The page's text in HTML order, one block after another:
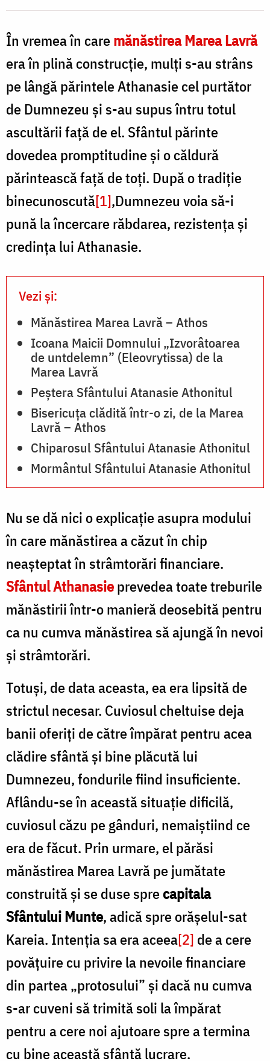
În vremea în caremănăstirea Marea Lavră
era în plină construcţie, mulţi s-au strâns
pe lângă părintele Athanasie cel purtător
de Dumnezeu şi s-au supus întru totul
ascultării faţă de el. Sfântul părinte
dovedea promptitudine şi o căldură
părintească faţă de toţi. După o tradiţie
binecunoscută[1],Dumnezeu voia să-i
pună la încercare răbdarea, rezis­tenţa şi
credinţa lui Athanasie.
Vezi și:
Mănăstirea Marea Lavră – Athos
Icoana Maicii Domnului „Izvorâtoarea
de untdelemn” (Eleovrytissa) de la
Marea Lavră
Peștera Sfântului Atanasie Athonitul
Bisericuța clădită într-o zi, de la Marea
Lavră – Athos
Chiparosul Sfântului Atanasie Athonitul
Mormântul Sfântului Atanasie Athonitul
Nu se dă nici o explicaţie asupra modului
în care mănăstirea a căzut în chip
neaşteptat în strâmtorări financiare.
Sfântul Athanasieprevedea toate treburile
mănăstirii într-o manieră deosebită pentru
ca nu cumva mănăstirea să ajungă în nevoi
şi strâmtorări.
Totuşi, de data aceasta, ea era lipsită de
strictul necesar. Cuviosul cheltuise deja
banii oferiţi de către împărat pentru acea
clădire sfântă şi bine plăcută lui
Dumnezeu, fondurile fiind insuficiente.
Aflându-se în această situaţie dificilă,
cuviosul căzu pe gânduri, nemaiştiind ce
era de făcut. Prin urmare, el părăsi
mănăstirea Marea Lavră pe jumătate
construită şi se duse sprecapitala
Sfântului Munte, adică spre orăşelul-sat
Kareia. Intenţia sa era aceea[2] de a cere
povăţuire cu privire la nevoile financiare
din partea „protosului” şi dacă nu cumva
s-ar cuveni să trimită soli la împărat
pentru a cere noi ajutoare spre a termina
cu bine această sfântă lucrare.